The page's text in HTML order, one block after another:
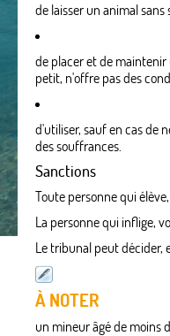
de laisser un animal sans
de placer et de
petit, n'offre pas des
d'utiliser, sauf en cas de
des souffrances.
Sanctions
Toute personne qui
La personne qui inflige,
Le tribunal peut décider,
À NOTER
un mineur âgé de moins